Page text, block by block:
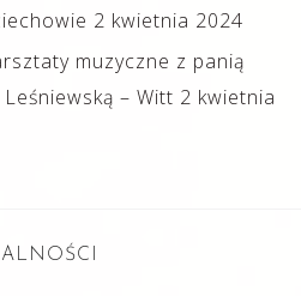
2 kwietnia 2024
muzyczne z panią
– Witt 2 kwietnia